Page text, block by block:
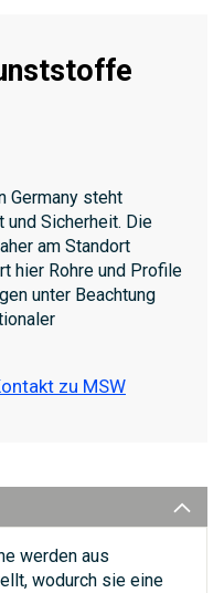
Germany steht
und Sicherheit. Die
am Standort
hier Rohre und Profile
unter Beachtung
zu MSW
werden aus
wodurch sie eine